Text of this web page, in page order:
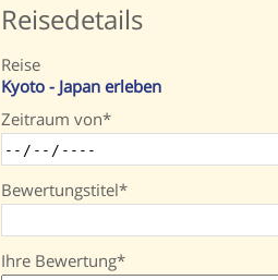
Reisedetails
Reise
Kyoto - Japan erleben
Zeitraum von
Bewertungstitel
Ihre Bewertung